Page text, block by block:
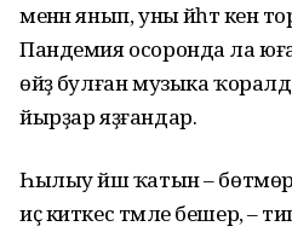
менән янып, уны йәһәт
Пандемия осоронда ла
өйҙә булған музыка
йырҙар яҙғандар.
Һылыу йәш ҡатын –
иҫ киткес тәмле бешерә, –